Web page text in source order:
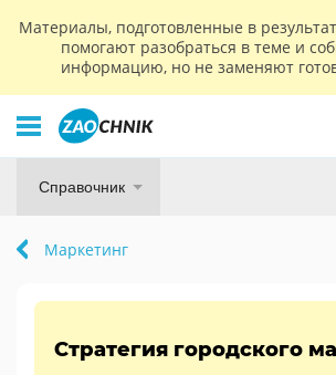
Материалы, подготовленные в
помогают разобраться в теме и
информацию, но не заменяют
Справочник
Маркетинг
Стратегия городского